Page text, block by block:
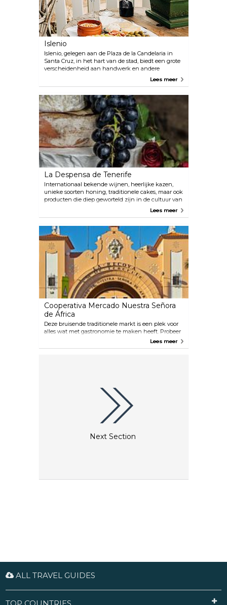
Islenio
Islenio, gelegen aan de Plaza de la Candelaria in
Santa Cruz, in het hart van de stad, biedt een grote
verscheidenheid aan handwerk en andere
voorwerpen die op de Canarische eilanden zijn
zorgen dat je je als klant op je gemak voelt terwijl je
geniet van het beste van de lokale gastronomie en
cultuur: wijnen, likeuren, sigaren, kazen, mojo-
sauzen en jam, maar ook cosmetica, muziek,
boeken en handwerk.
Lees meer
La Despensa de Tenerife
Internationaal bekende wijnen, heerlijke kazen,
unieke soorten honing, traditionele cakes, maar ook
producten die diep geworteld zijn in de cultuur van
Tenerife, zoals gofio (geroosterd meel van granen),
variëteit van de producten van de Canarische
Eilanden die je bij La Despensa kunt vinden. La
Despensa de Tenerife in een online bedrijf. Bestel
via hun website en ontvang je bestelling binnen
48 uur. Houd er rekening mee dat de verwerking
van bestellingen en leveringen in het weekend
wordt gepauzeerd.
Lees meer
Cooperativa Mercado Nuestra Señora
de África
Deze bruisende traditionele markt is een plek voor
alles wat met gastronomie te maken heeft. Probeer
lokale ambachtelijke producten zoals vlees, kaas,
brood en ham. Deze markt is de favoriete markt van
Lees meer
Next Section
ALL TRAVEL GUIDES